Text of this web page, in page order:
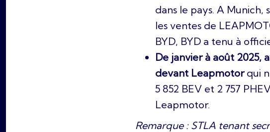
dans le pays. A Munich,
les ventes de
BYD, BYD a tenu à
De janvier à août 2025,
devant Leapmotorqui
5 852 BEV et 2 757
Leapmotor.
Remarque : STLA tenant